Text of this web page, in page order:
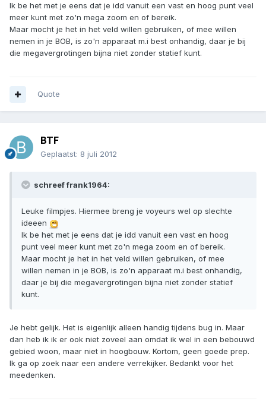
Ik be het met je eens dat je idd vanuit een vast en hoog punt veel
meer kunt met zo'n mega zoom en of bereik.
Maar mocht je het in het veld willen gebruiken, of mee willen
nemen in je BOB, is zo'n apparaat m.i best onhandig, daar je bij
die megavergrotingen bijna niet zonder statief kunt.
Quote
BTF
Geplaatst: 8 juli 2012
schreef frank1964:
Leuke filmpjes. Hiermee breng je voyeurs wel op slechte
ideeen
Ik be het met je eens dat je idd vanuit een vast en hoog
punt veel meer kunt met zo'n mega zoom en of bereik.
Maar mocht je het in het veld willen gebruiken, of mee
willen nemen in je BOB, is zo'n apparaat m.i best onhandig,
daar je bij die megavergrotingen bijna niet zonder statief
kunt.
Je hebt gelijk. Het is eigenlijk alleen handig tijdens bug in. Maar
dan heb ik ik er ook niet zoveel aan omdat ik wel in een bebouwd
gebied woon, maar niet in hoogbouw. Kortom, geen goede prep.
Ik ga op zoek naar een andere verrekijker. Bedankt voor het
meedenken.